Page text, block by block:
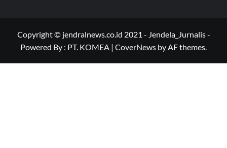
Copyright © jendralnews.co.id 2021 - Jendela_Jurnalis -
Powered By : PT. KOMEA | CoverNews by AF themes.